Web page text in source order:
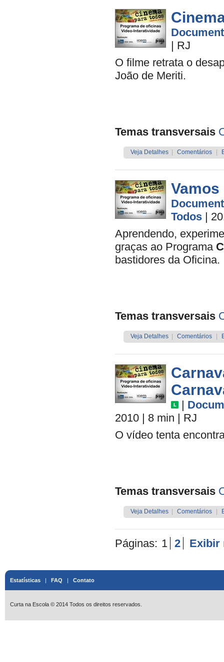
| RJ
O filme retrata o
João de Meriti.
Temas transversais
Veja Detalhes Comentários
Todos |
Aprendendo,
graças ao Programa
bastidores da Oficina.
Temas transversais
Veja Detalhes Comentários
|
2010 | 8 min | RJ
O vídeo tenta
Temas transversais
Veja Detalhes Comentários
Páginas: 1 2 Exibir
Estatísticas | FAQ | Contato
Curta na Escola © 2014 Todos os direitos reservados.